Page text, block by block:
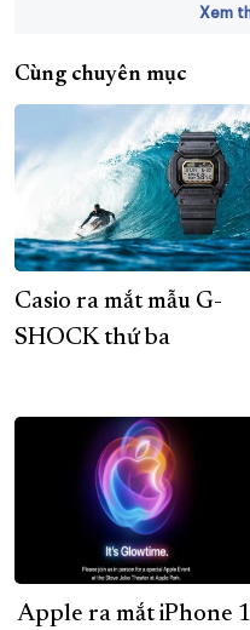
Xem
Cùng chuyên mục
Casio ra mắt mẫu G-
SHOCK thứ ba
Apple ra mắt iPhone